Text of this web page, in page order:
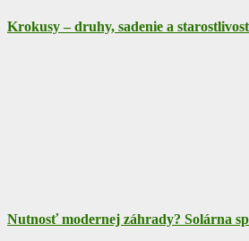
Krokusy – druhy, sadenie a
Nutnosť modernej záhrady? Solárna